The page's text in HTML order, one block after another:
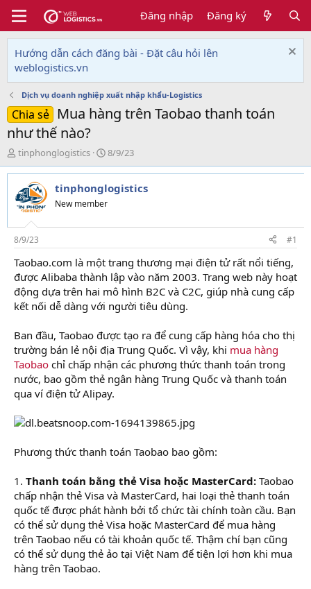
Đăng nhập Đăng ký
Hướng dẫn cách đăng bài - Đặt câu hỏi lên
weblogistics.vn
Dịch vụ doanh nghiệp xuất nhập khẩu-Logistics
Chia sẻ
Mua hàng trên Taobao thanh toán
như thế nào?
T
h
r
e
a
d
s
t
a
r
t
e
r
tinphonglogistics
N
g
à
y
g
i
8/9/23
tinphonglogistics
New member
8/9/23 #1
Taobao.com là một trang thương mại điện tử rất nổi tiếng,
được Alibaba thành lập vào năm 2003. Trang web này hoạt
động dựa trên hai mô hình B2C và C2C, giúp nhà cung cấp
kết nối dễ dàng với người tiêu dùng.
Ban đầu, Taobao được tạo ra để cung cấp hàng hóa cho thị
trường bán lẻ nội địa Trung Quốc. Vì vậy, khi mua hàng
Taobao chỉ chấp nhận các phương thức thanh toán trong
nước, bao gồm thẻ ngân hàng Trung Quốc và thanh toán
qua ví điện tử Alipay.
Phương thức thanh toán Taobao bao gồm:
1. Thanh toán bằng thẻ Visa hoặc MasterCard: Taobao
chấp nhận thẻ Visa và MasterCard, hai loại thẻ thanh toán
quốc tế được phát hành bởi tổ chức tài chính toàn cầu. Bạn
có thể sử dụng thẻ Visa hoặc MasterCard để mua hàng
trên Taobao nếu có tài khoản quốc tế. Thậm chí bạn cũng
có thể sử dụng thẻ ảo tại Việt Nam để tiện lợi hơn khi mua
hàng trên Taobao.